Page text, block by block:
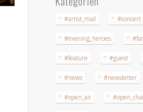
#artist_mail #concert
#evening_heroes
#feature #guest
#news #newsletter
#open_air